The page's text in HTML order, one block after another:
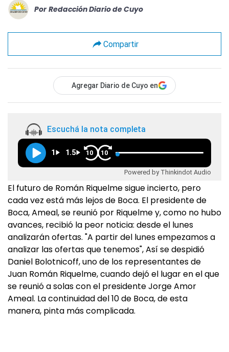
Por Redacción Diario de Cuyo
Compartir
Agregar Diario de Cuyo en
Escuchá la nota completa
1 1.5 10 10
Powered by Thinkindot Audio
El futuro de Román Riquelme sigue incierto, pero
cada vez está más lejos de Boca. El presidente de
Boca, Ameal, se reunió por Riquelme y, como no hubo
avances, recibió la peor noticia: desde el lunes
analizarán ofertas. "A partir del lunes empezamos a
analizar las ofertas que tenemos", Así se despidió
Daniel Bolotnicoff, uno de los representantes de
Juan Román Riquelme, cuando dejó el lugar en el que
se reunió a solas con el presidente Jorge Amor
Ameal. La continuidad del 10 de Boca, de esta
manera, pinta más complicada.